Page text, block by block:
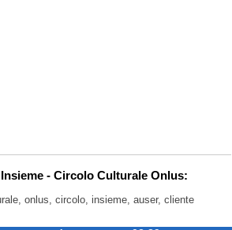
- Circolo Culturale Onlus:
onlus, circolo, insieme, auser, cliente